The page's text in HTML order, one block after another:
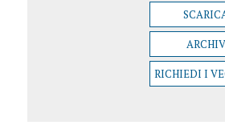
RICHIEDI I